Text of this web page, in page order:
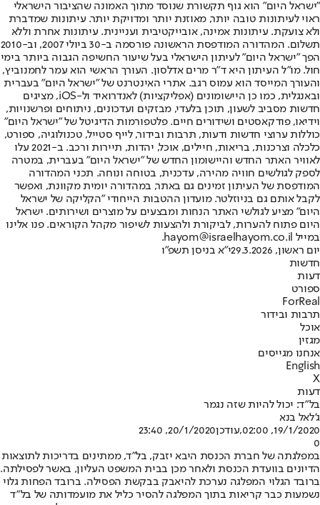
"ישראל היום" הוא גוף תקשורת שנוסד מתוך האמונה שהציבור הישראלי
ראוי לעיתונות טובה יותר, מאוזנת יותר ומדויקת יותר. עיתונות שמדברת
ולא צועקת. עיתונות אמינה, אובייקטיבית ועניינית. עיתונות אחרת וללא
תשלום. המהדורה המודפסת הראשונה פורסמה ב-30 ביולי 2007, וב-2010
הפך "ישראל היום" לעיתון הישראלי בעל שיעור החשיפה הגבוה ביותר בימי
חול. מו"ל העיתון היא ד"ר מרים אדלסון. העורך הראשי הוא עמר לחמנוביץ,
והעורך המייסד הוא עמוס רגב. אתרי האינטרנט של "ישראל היום" בעברית
ובאנגלית, כמו כן היישומונים (אפליקציות) לאנדרואיד ול-iOS, מציגים
חדשות מסביב לשעון, תוכן בלעדי, מבזקים ועדכונים, ניתוחים ופרשנויות,
וידיאו, פודקאסטים ושידורים חיים. פלטפורמות הדיגיטל של "ישראל היום"
כוללות ערוצי חדשות ודעות, תרבות ובידור, לייף סטייל, טכנולוגיה, ספורט,
כלכלה וצרכנות, בריאות, חיילים, אוכל, יהדות, תיירות ורכב. ב-2021 עלו
לאוויר האתר החדש והיישומון החדש של "ישראל היום" בעברית, במטרה
לספק לגולשים חוויה מהירה, עדכנית, בטוחה ונוחה. תכני המהדורה
המודפסת של העיתון זמינים גם באתר, במהדורה יומית מקוונת, ואפשר
לקבל אותם גם בניוזלטר. מועדון ההטבות הייחודי "הקליקה של ישראל
היום" מציע לגולשי האתר הנחות ומבצעים על מוצרים ושירותים. ישראל
היום פתוח להערות, לביקורת ולהצעות לשיפור מקהל הקוראים. פנו אלינו
במייל hayom@israelhayom.co.il.
יום ראשון, 29.3.2026
י"א בניסן תשפ"ו
חדשות
דעות
ספורט
ForReal
תרבות ובידור
אוכל
מגזין
אנחנו מגייסים
English
X
דעות
בל"ד: יכול להיות שזה נגמר
ג'לאל בנא
19/1/2020, 02:00
,עודכן20/1/2020, 23:40
0
במפלגתה של חברת הכנסת היבא יזבק, בל"ד, ממתינים בדריכות לתוצאות
הדיונים בוועדת הכנסת ולאחר מכן בבית המשפט העליון, באשר לפסילתה.
ברובד הגלוי המפלגה נערכת להיאבק בבקשת הפסילה. ברובד הפחות גלוי
נשמעות כבר קריאות בתוך המפלגה להסיר כליל את מועמדותה של בל"ד